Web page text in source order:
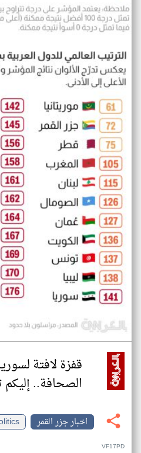
قفزة لافتة
الصحافة.. إليكم
اخبار جزر القمر
VF17PD